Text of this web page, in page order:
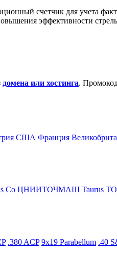
счетчик для учета
эффективности
домена или хостинга.
США Франция
Co ЦНИИТОЧМАШ Taurus
.380 ACP 9x19 Parabellum .40